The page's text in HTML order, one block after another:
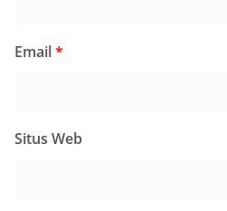
Email*
Situs Web